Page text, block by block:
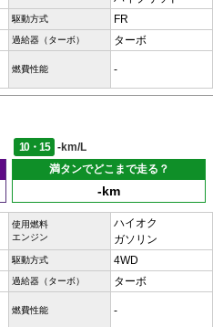
駆動方式 FR
過給器（ターボ） ターボ
燃費性能 -
10・15
-km/L
満タンでどこまで走る？
-km
使用燃料
エンジン
ハイオク
ガソリン
駆動方式 4WD
過給器（ターボ） ターボ
燃費性能 -